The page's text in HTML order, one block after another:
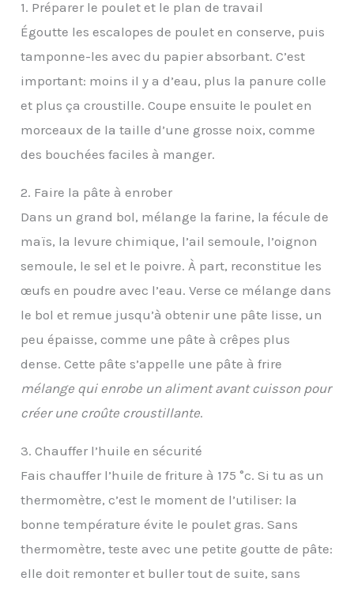
1. Préparer le poulet et le plan de travail
Égoutte les escalopes de poulet en conserve, puis
tamponne-les avec du papier absorbant. C’est
important: moins il y a d’eau, plus la panure colle
et plus ça croustille. Coupe ensuite le poulet en
morceaux de la taille d’une grosse noix, comme
des bouchées faciles à manger.
2. Faire la pâte à enrober
Dans un grand bol, mélange la farine, la fécule de
maïs, la levure chimique, l’ail semoule, l’oignon
semoule, le sel et le poivre. À part, reconstitue les
œufs en poudre avec l’eau. Verse ce mélange dans
le bol et remue jusqu’à obtenir une pâte lisse, un
peu épaisse, comme une pâte à crêpes plus
dense. Cette pâte s’appelle une pâte à frire
mélange qui enrobe un aliment avant cuisson pour
créer une croûte croustillante.
3. Chauffer l’huile en sécurité
Fais chauffer l’huile de friture à 175 °c. Si tu as un
thermomètre, c’est le moment de l’utiliser: la
bonne température évite le poulet gras. Sans
thermomètre, teste avec une petite goutte de pâte:
elle doit remonter et buller tout de suite, sans